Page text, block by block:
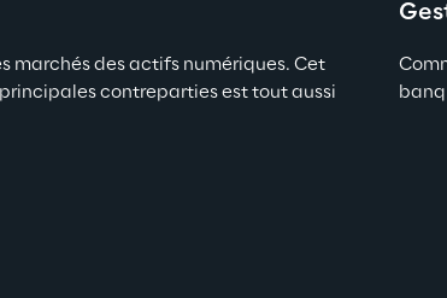
marchés des actifs numériques. Cet
contreparties est tout aussi